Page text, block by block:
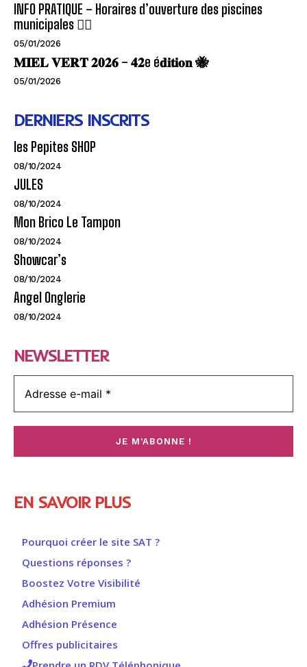
INFO PRATIQUE – Horaires d’ouverture des piscines
municipales 🏊‍♂️
05/01/2026
𝐌𝐈𝐄𝐋 𝐕𝐄𝐑𝐓 𝟐𝟎𝟐𝟔 – 𝟒𝟐e é𝐝𝐢𝐭𝐢𝐨𝐧 🐝
05/01/2026
DERNIERS INSCRITS
les Pepites SHOP
08/10/2024
JULES
08/10/2024
Mon Brico Le Tampon
08/10/2024
Showcar’s
08/10/2024
Angel Onglerie
08/10/2024
NEWSLETTER
EN SAVOIR PLUS
Pourquoi créer le site SAT ?
Questions réponses ?
Boostez Votre Visibilité
Adhésion Premium
Adhésion Présence
Offres publicitaires